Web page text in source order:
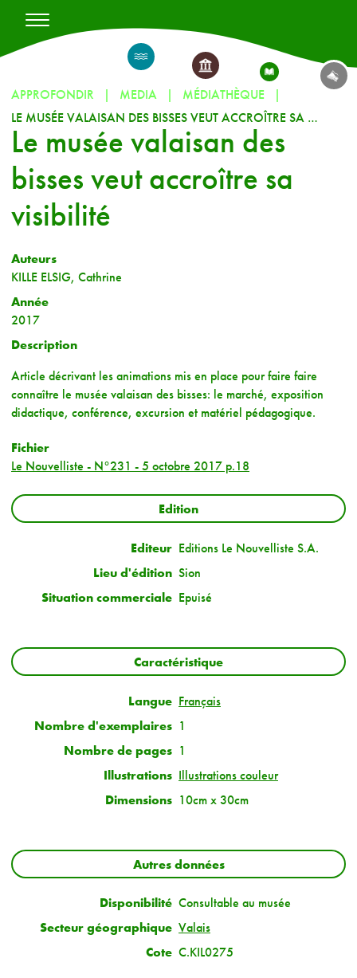
APPROFONDIR MEDIA
MÉDIATHÈQUE
LE MUSÉE VALAISAN DES BISSES VEUT ACCROÎTRE SA VISIBILITÉ
Le musée valaisan des
bisses veut accroître sa
visibilité
Auteurs
KILLE ELSIG, Cathrine
Année
2017
Description
Article décrivant les animations mis en place pour faire faire
connaître le musée valaisan des bisses: le marché, exposition
didactique, conférence, excursion et matériel pédagogique.
Fichier
Le Nouvelliste - N°231 - 5 octobre 2017 p.18
Edition
Editeur Editions Le Nouvelliste S.A.
Lieu d'édition Sion
Situation commerciale Epuisé
Caractéristique
Langue Français
Nombre d'exemplaires 1
Nombre de pages 1
Illustrations Illustrations couleur
Dimensions 10cm x 30cm
Autres données
Disponibilité Consultable au musée
Secteur géographique Valais
Cote C.KIL0275